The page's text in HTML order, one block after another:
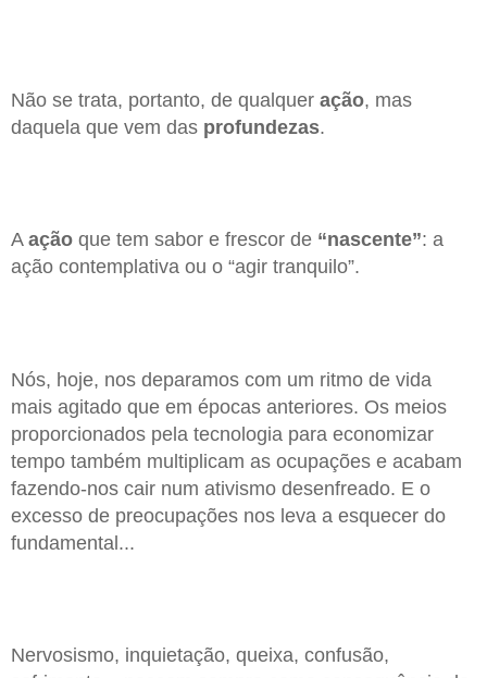
Não se trata, portanto, de qualquer ação, mas
daquela que vem das profundezas.
A ação que tem sabor e frescor de “nascente”: a
ação contemplativa ou o “agir tranquilo”.
Nós, hoje, nos deparamos com um ritmo de vida
mais agitado que em épocas anteriores. Os meios
proporcionados pela tecnologia para economizar
tempo também multiplicam as ocupações e acabam
fazendo-nos cair num ativismo desenfreado. E o
excesso de preocupações nos leva a esquecer do
fundamental...
Nervosismo, inquietação, queixa, confusão,